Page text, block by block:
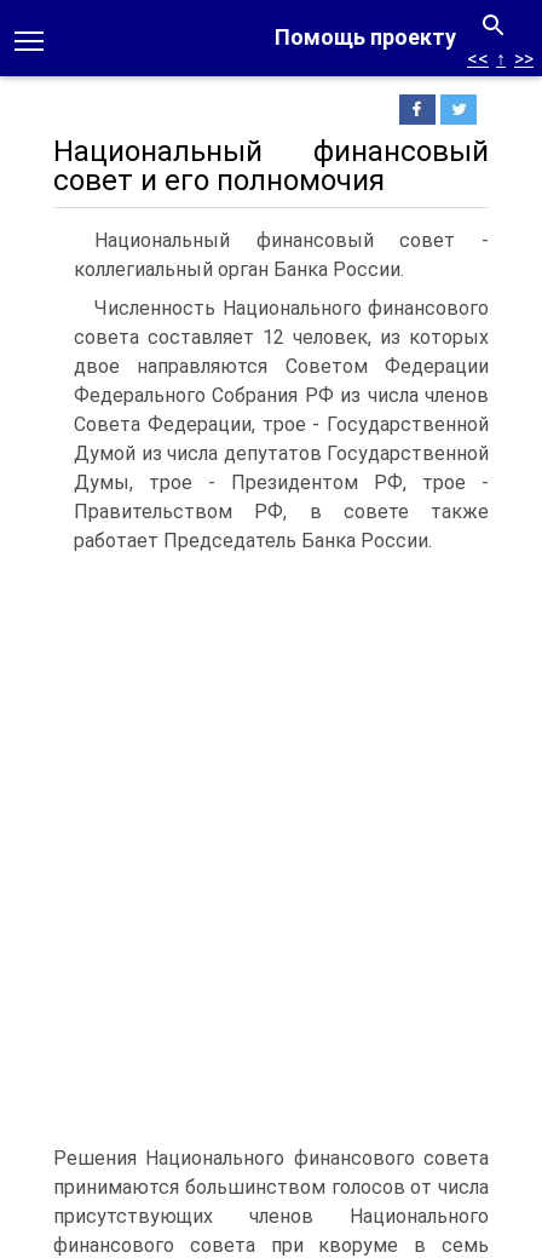
Помощь проекту
<< ↑ >>
Национальный финансовый
совет и его полномочия
Национальный финансовый совет -
коллегиальный орган Банка России.
Численность Национального финансового
совета составляет 12 человек, из которых
двое направляются Советом Федерации
Федерального Собрания РФ из числа членов
Совета Федерации, трое - Государственной
Думой из числа депутатов Государственной
Думы, трое - Президентом РФ, трое -
Правительством РФ, в совете также
работает Председатель Банка России.
Решения Национального финансового совета
принимаются большинством голосов от числа
присутствующих членов Национального
финансового совета при кворуме в семь